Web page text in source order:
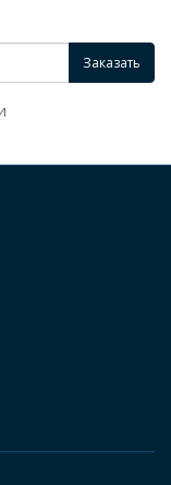
Заказать